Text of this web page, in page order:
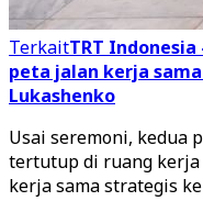
TerkaitTRT
peta jalan kerja
Lukashenko
Usai seremoni, kedua
tertutup di ruang kerja
kerja sama strategis